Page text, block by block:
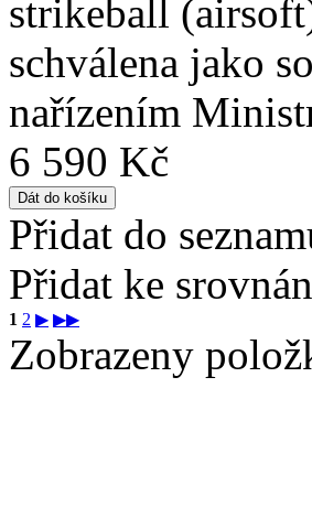
strikeball
schválena jako
nařízením
6 590 Kč
Přidat do
Přidat ke
1 2 ▶ ▶▶
Zobrazeny